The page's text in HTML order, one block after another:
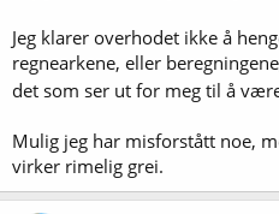
Jeg klarer overhodet ikke å
regnearkene, eller
det som ser ut for meg til å
Mulig jeg har misforstått noe,
virker rimelig grei.